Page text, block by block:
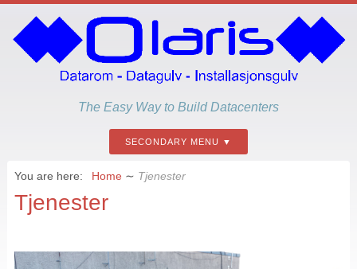
The Easy Way to Build Datacenters
SECONDARY MENU
You are here: Home ∼ Tjenester
Tjenester